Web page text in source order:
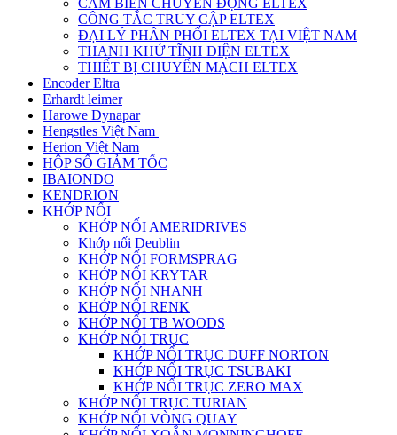
CẢM BIẾN CHUYỂN ĐỘNG ELTEX
CÔNG TẮC TRUY CẬP ELTEX
ĐẠI LÝ PHÂN PHỐI ELTEX TẠI VIỆT NAM
THANH KHỬ TĨNH ĐIỆN ELTEX
THIẾT BỊ CHUYỂN MẠCH ELTEX
Encoder Eltra
Erhardt leimer
Harowe Dynapar
Hengstles Việt Nam
Herion Việt Nam
HỘP SỐ GIẢM TỐC
IBAIONDO
KENDRION
KHỚP NỐI
KHỚP NỐI AMERIDRIVES
Khớp nối Deublin
KHỚP NỐI FORMSPRAG
KHỚP NỐI KRYTAR
KHỚP NỐI NHANH
KHỚP NỐI RENK
KHỚP NỐI TB WOODS
KHỚP NỐI TRỤC
KHỚP NỐI TRỤC DUFF NORTON
KHỚP NỐI TRỤC TSUBAKI
KHỚP NỐI TRỤC ZERO MAX
KHỚP NỐI TRỤC TURIAN
KHỚP NỐI VÒNG QUAY